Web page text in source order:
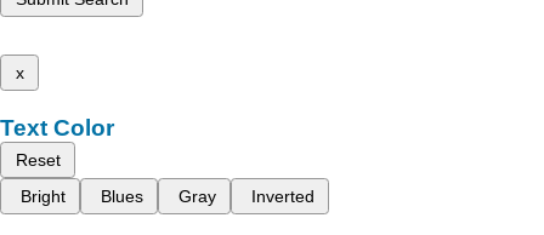
x
Text Color
Reset
Bright
Blues Gray Inverted